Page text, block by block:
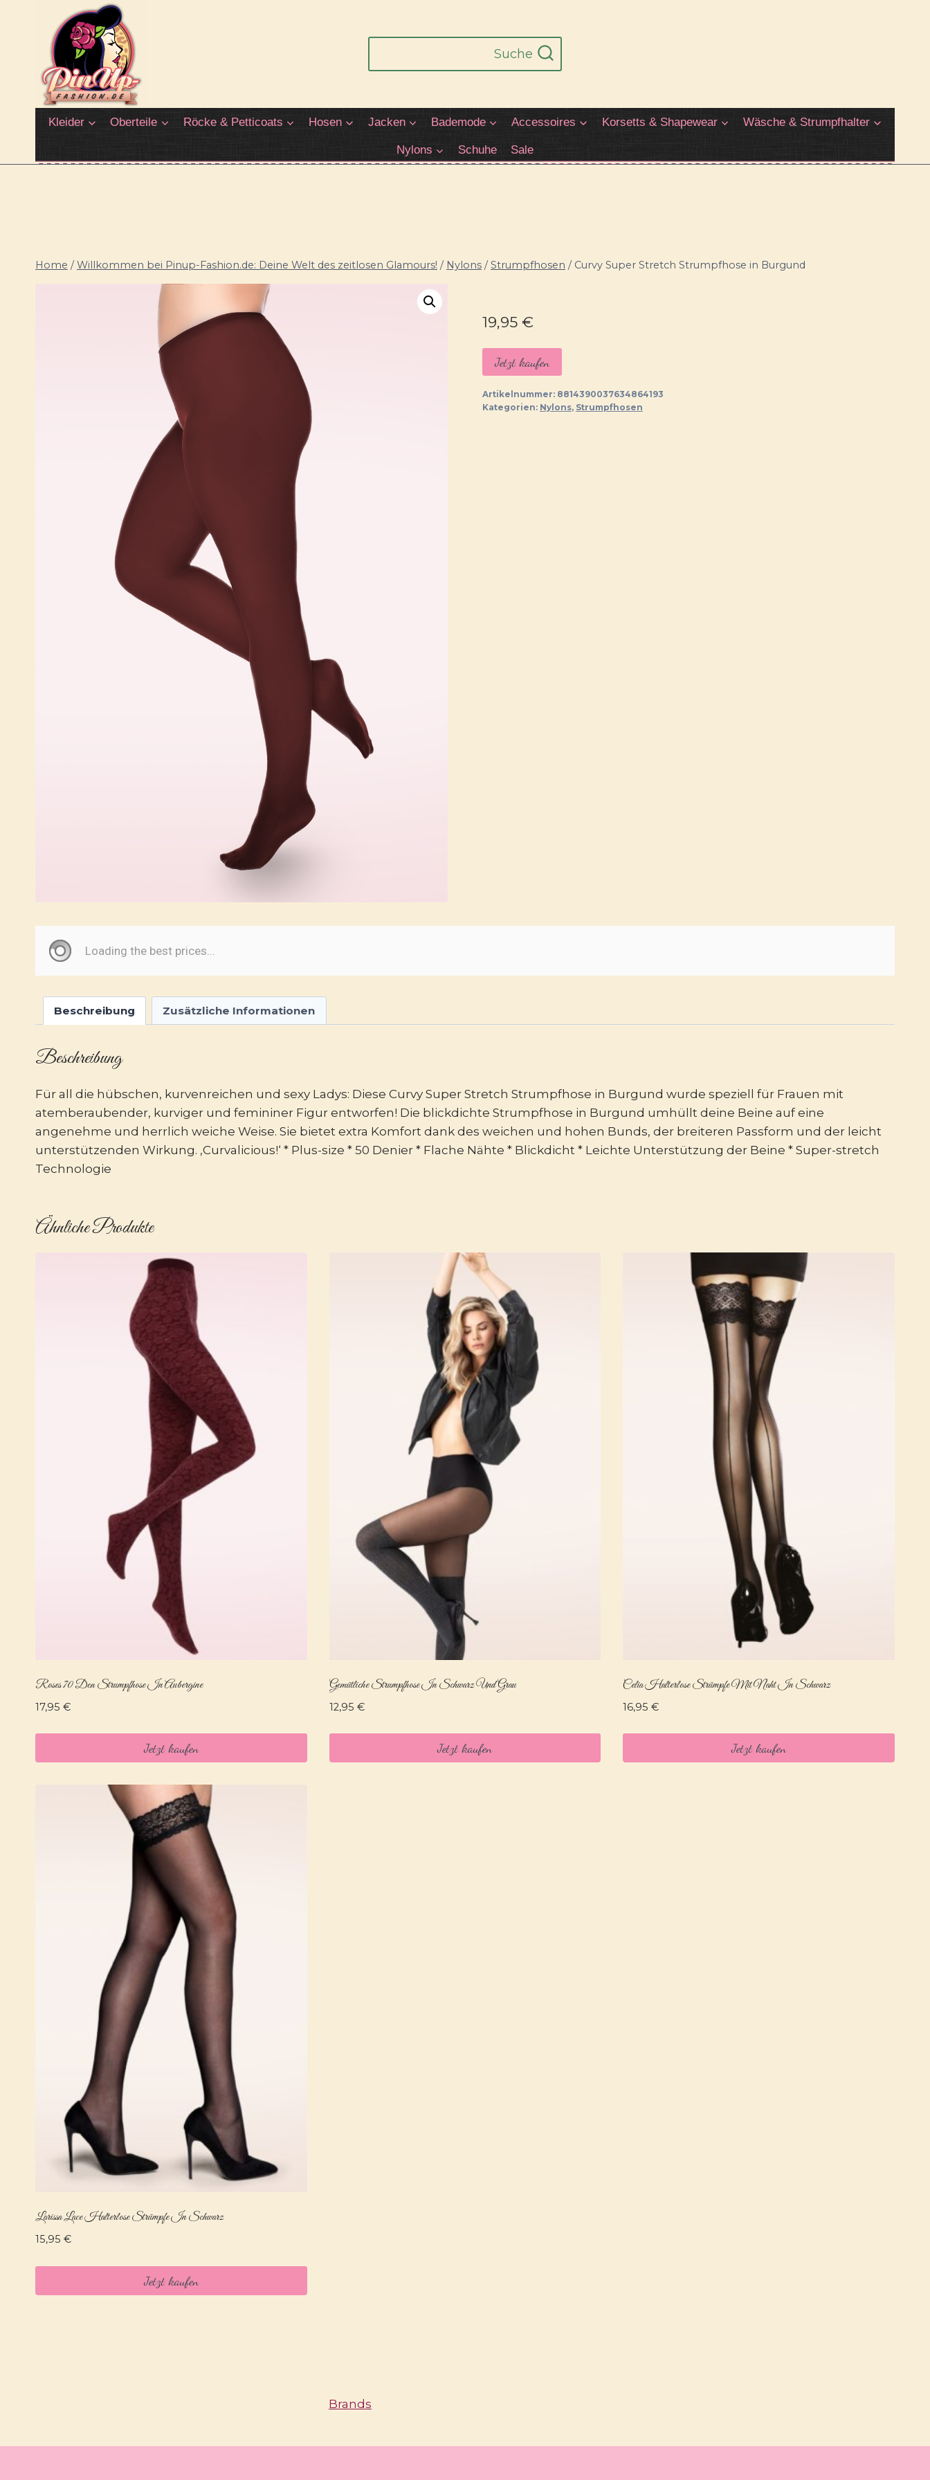
springen
Suche
Kleider Oberteile Röcke & Petticoats Hosen Jacken Bademode Accessoires Korsetts & Shapewear Wäsche & Strumpfhalter
Nylons Schuhe Sale
Home / Willkommen bei Pinup-Fashion.de: Deine Welt des zeitlosen Glamours! / Nylons / Strumpfhosen / Curvy Super Stretch Strumpfhose in Burgund
19,95 €
Jetzt kaufen
Artikelnummer: 8814390037634864193
Kategorien: Nylons, Strumpfhosen
Beschreibung Zusätzliche Informationen
Beschreibung
Für all die hübschen, kurvenreichen und sexy Ladys: Diese Curvy Super Stretch Strumpfhose in Burgund wurde speziell für Frauen mit
atemberaubender, kurviger und femininer Figur entworfen! Die blickdichte Strumpfhose in Burgund umhüllt deine Beine auf eine
angenehme und herrlich weiche Weise. Sie bietet extra Komfort dank des weichen und hohen Bunds, der breiteren Passform und der leicht
unterstützenden Wirkung. ‚Curvalicious!‘ * Plus-size * 50 Denier * Flache Nähte * Blickdicht * Leichte Unterstützung der Beine * Super-stretch
Technologie
Ähnliche Produkte
Roses 70 Den Strumpfhose In Aubergine
17,95 €
Jetzt kaufen
Gemütliche Strumpfhose In Schwarz Und Grau
12,95 €
Jetzt kaufen
Celia Halterlose Strümpfe Mit Naht In Schwarz
16,95€
Jetzt kaufen
Larissa Lace Halterlose Strümpfe In Schwarz
15,95 €
Jetzt kaufen
Brands